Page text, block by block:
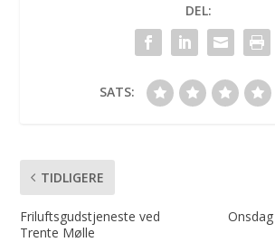
DEL:
SATS:
TIDLIGERE
Friluftsgudstjeneste ved
Trente Mølle